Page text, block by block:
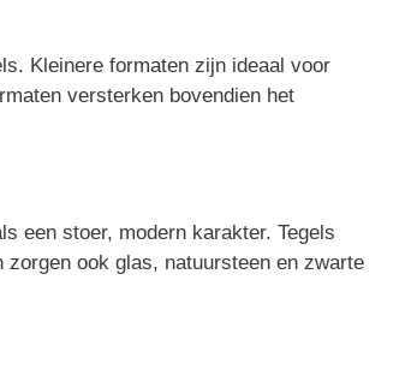
Kleinere formaten zijn ideaal voor
versterken bovendien het
een stoer, modern karakter. Tegels
ook glas, natuursteen en zwarte